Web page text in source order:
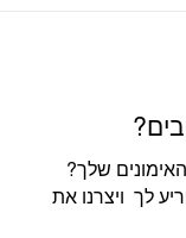
שלך?
לך ויצרנו את